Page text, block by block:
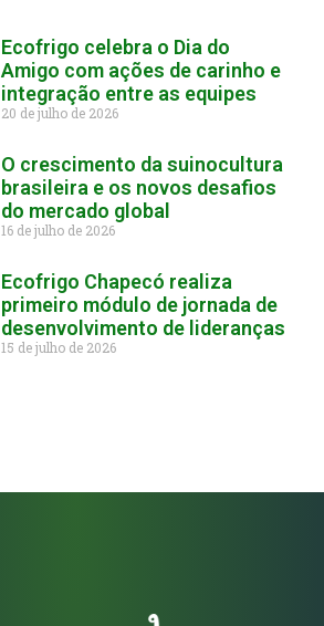
Ecofrigo celebra o Dia do
Amigo com ações de carinho e
integração entre as equipes
20 de julho de 2026
O crescimento da suinocultura
brasileira e os novos desafios
do mercado global
16 de julho de 2026
Ecofrigo Chapecó realiza
primeiro módulo de jornada de
desenvolvimento de lideranças
15 de julho de 2026